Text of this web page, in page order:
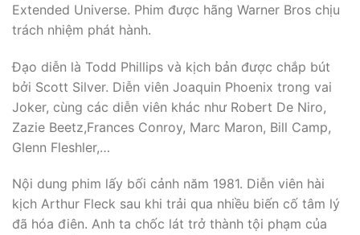
Extended Universe. Phim được hãng Warner Bros chịu
trách nhiệm phát hành.
Đạo diễn là Todd Phillips và kịch bản được chắp bút
bởi Scott Silver. Diễn viên Joaquin Phoenix trong vai
Joker, cùng các diễn viên khác như Robert De Niro,
Zazie Beetz,Frances Conroy, Marc Maron, Bill Camp,
Glenn Fleshler,…
Nội dung phim lấy bối cảnh năm 1981. Diễn viên hài
kịch Arthur Fleck sau khi trải qua nhiều biến cố tâm lý
đã hóa điên. Anh ta chốc lát trở thành tội phạm của